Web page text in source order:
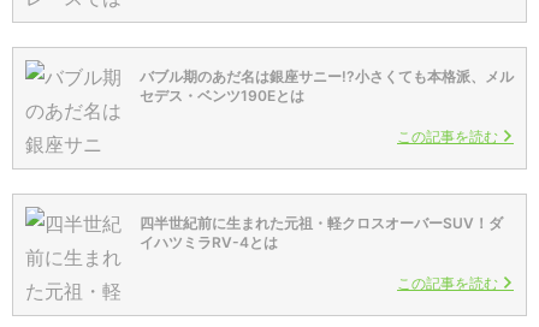
バブル期のあだ名は銀座サニー!?小さくても本格派、メル
セデス・ベンツ190Eとは
この記事を読む
四半世紀前に生まれた元祖・軽クロスオーバーSUV！ダ
イハツミラRV-4とは
この記事を読む